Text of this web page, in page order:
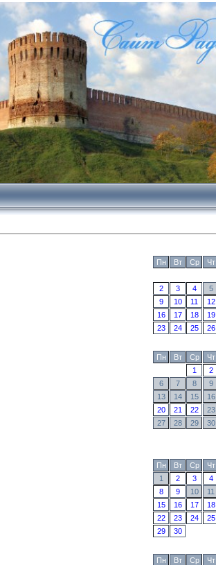
Пн
Вт Ср Чт
2
3 4 5
9
10 11 12
16
17 18 19
23
24 25 26
Пн
Вт Ср Чт
1
2
6
7 8 9
13
14 15 16
20
21 22 23
27
28 29 30
Пн
Вт Ср Чт
1
2 3 4
8
9 10 11
15
16 17 18
22
23 24 25
29
30
Пн
Вт Ср Чт